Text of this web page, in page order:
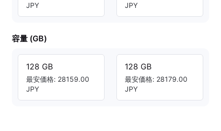
JPY
JPY
容量 (GB)
128 GB
最安価格: 28159.00
JPY
128 GB
最安価格: 28179.00
JPY